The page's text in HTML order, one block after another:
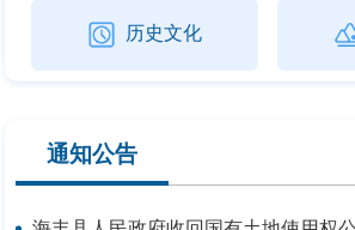
历史文化
通知公告